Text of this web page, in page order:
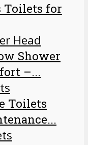
Toilets for
Shower
–...
Toilets